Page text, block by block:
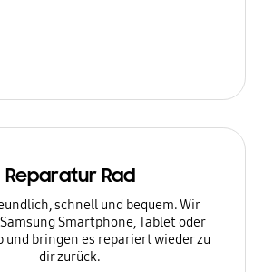
Reparatur Rad
schnell und bequem. Wir
Smartphone, Tablet oder
und bringen es repariert wieder zu
dir zurück.